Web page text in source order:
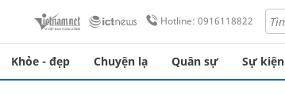
Hotline: 0916118822
Khỏe - đẹp Chuyện lạ Quân sự Sự kiện